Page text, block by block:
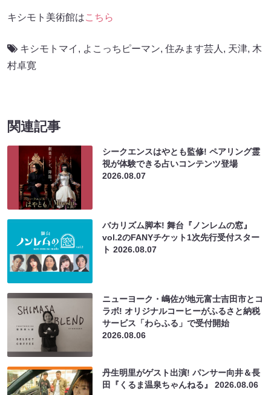
キシモト美術館はこちら
キシモトマイ , よこっちピーマン, 住みます芸人 , 天津, 木
村卓寛
関連記事
シークエンスはやとも監修! ペアリング霊
視が体験できる占いコンテンツ登場
2026.08.07
バカリズム脚本! 舞台『ノンレムの窓』
vol.2のFANYチケット1次先行受付スター
ト2026.08.07
ニューヨーク・嶋佐が地元富士吉田市とコ
ラボ! オリジナルコーヒーがふるさと納税
サービス「わらふる」で受付開始
2026.08.06
丹生明里がゲスト出演! パンサー向井＆長
田『くるま温泉ちゃんねる』2026.08.06